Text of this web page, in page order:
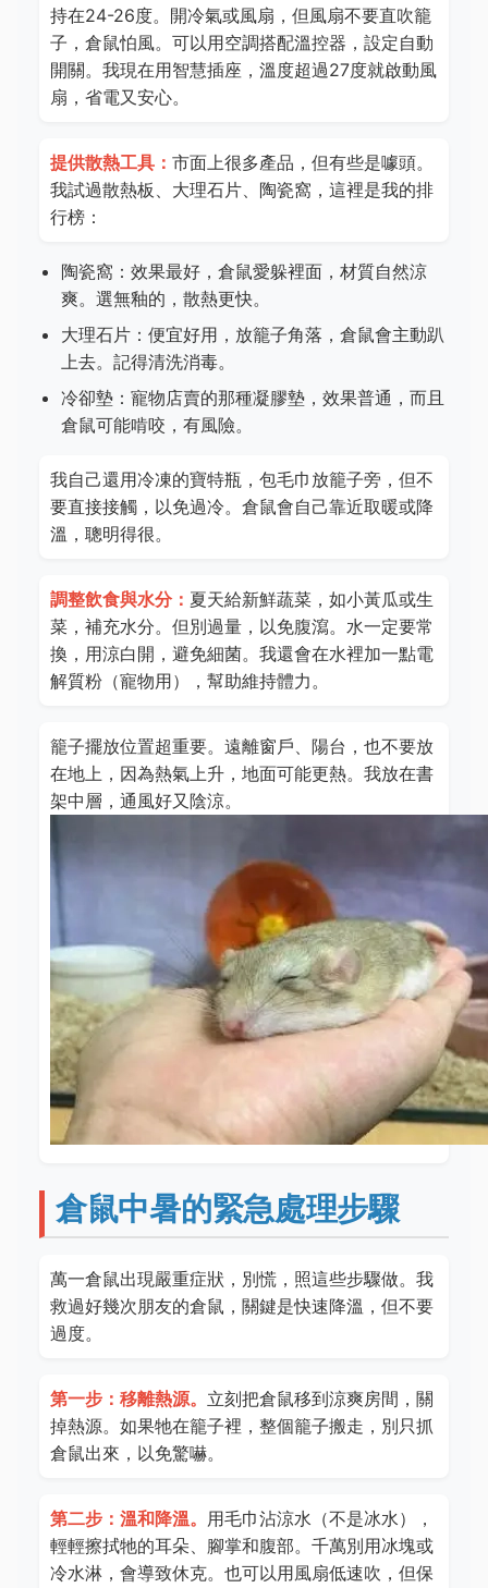
持在24-26度。開冷氣或風扇，但風扇不要直吹籠
子，倉鼠怕風。可以用空調搭配溫控器，設定自動
開關。我現在用智慧插座，溫度超過27度就啟動風
扇，省電又安心。
提供散熱工具： 市面上很多產品，但有些是噱頭。
我試過散熱板、大理石片、陶瓷窩，這裡是我的排
行榜：
陶瓷窩：效果最好，倉鼠愛躲裡面，材質自然涼
爽。選無釉的，散熱更快。
大理石片：便宜好用，放籠子角落，倉鼠會主動趴
上去。記得清洗消毒。
冷卻墊：寵物店賣的那種凝膠墊，效果普通，而且
倉鼠可能啃咬，有風險。
我自己還用冷凍的寶特瓶，包毛巾放籠子旁，但不
要直接接觸，以免過冷。倉鼠會自己靠近取暖或降
溫，聰明得很。
調整飲食與水分： 夏天給新鮮蔬菜，如小黃瓜或生
菜，補充水分。但別過量，以免腹瀉。水一定要常
換，用涼白開，避免細菌。我還會在水裡加一點電
解質粉（寵物用），幫助維持體力。
籠子擺放位置超重要。遠離窗戶、陽台，也不要放
在地上，因為熱氣上升，地面可能更熱。我放在書
架中層，通風好又陰涼。
倉鼠中暑的緊急處理步驟
萬一倉鼠出現嚴重症狀，別慌，照這些步驟做。我
救過好幾次朋友的倉鼠，關鍵是快速降溫，但不要
過度。
第一步：移離熱源。 立刻把倉鼠移到涼爽房間，關
掉熱源。如果牠在籠子裡，整個籠子搬走，別只抓
倉鼠出來，以免驚嚇。
第二步：溫和降溫。 用毛巾沾涼水（不是冰水），
輕輕擦拭牠的耳朵、腳掌和腹部。千萬別用冰塊或
冷水淋，會導致休克。也可以用風扇低速吹，但保